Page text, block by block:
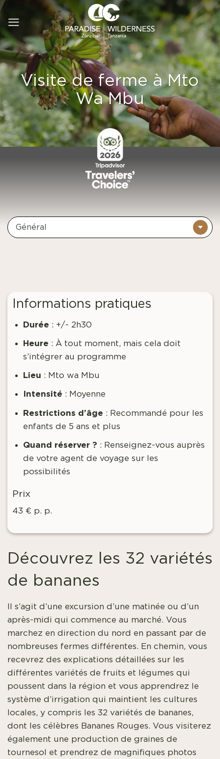
Passer
au
contenu
Visite de ferme à Mto
Wa Mbu
Général
Découvrez les 32 variétés
de bananes
Il s’agit d’une excursion d’une matinée ou d’un
après-midi qui commence au marché. Vous
marchez en direction du nord en passant par de
nombreuses fermes différentes. En chemin, vous
recevrez des explications détaillées sur les
différentes variétés de fruits et légumes qui
poussent dans la région et vous apprendrez le
système d’irrigation qui maintient les cultures
locales, y compris les 32 variétés de bananes,
dont les célèbres Bananes Rouges. Vous visiterez
également une production de graines de
tournesol et prendrez de magnifiques photos
Informations pratiques
Durée : +/- 2h30
Heure : À tout moment, mais cela doit
s’intégrer au programme
Lieu : Mto wa Mbu
Intensité : Moyenne
Restrictions d’âge : Recommandé pour les
enfants de 5 ans et plus
Quand réserver ? : Renseignez-vous auprès
de votre agent de voyage sur les
possibilités
Prix
43 € p. p.